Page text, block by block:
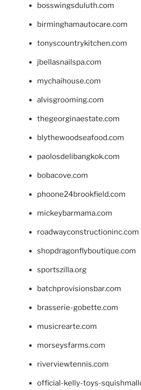
bosswingsduluth.com
birminghamautocare.com
tonyscountrykitchen.com
jbellasnailspa.com
mychaihouse.com
alvisgrooming.com
thegeorginaestate.com
blythewoodseafood.com
paolosdelibangkok.com
bobacove.com
phoone24brookfield.com
mickeybarmama.com
roadwayconstructioninc.com
shopdragonflyboutique.com
sportszilla.org
batchprovisionsbar.com
brasserie-gobette.com
musicrearte.com
morseysfarms.com
riverviewtennis.com
official-kelly-toys-